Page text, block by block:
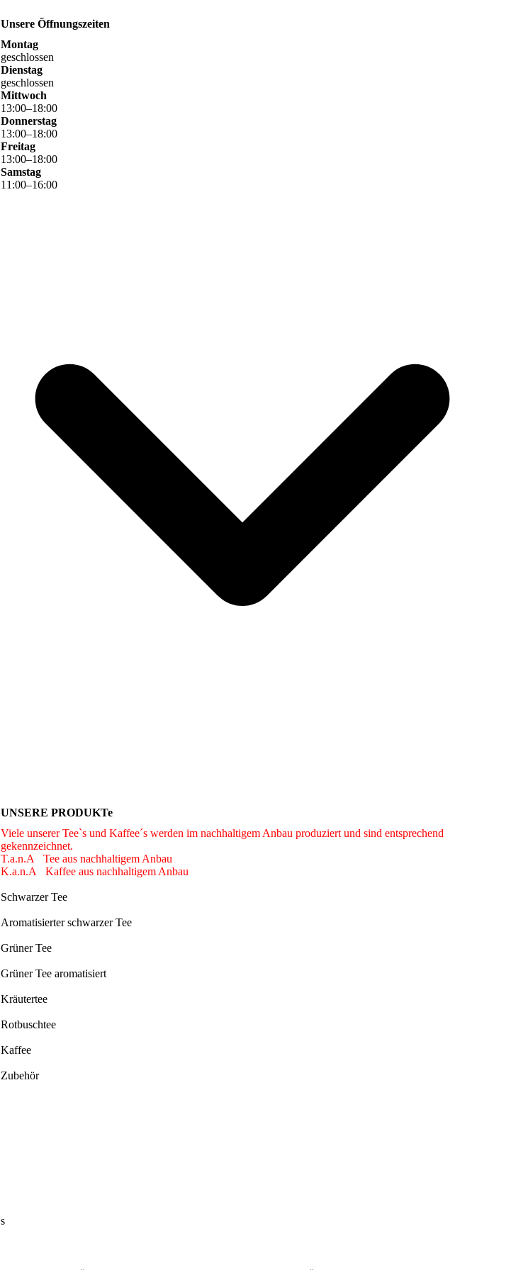
Unsere Öffnungszeiten
Montag
geschlossen
Dienstag
geschlossen
Mittwoch
13:00–18:00
Donnerstag
13:00–18:00
Freitag
13:00–18:00
Samstag
11 :00–16:00
UNSERE PRODUKTe
Viele unserer Tee`s und Kaffee´s werden im nachhaltigem Anbau produziert und sind entsprechend
gekennzeichnet.
T.a.n.A Tee aus nachhaltigem Anbau
K.a.n.A Kaffee aus nachhaltigem Anbau
Schwarzer Tee
Aromatisierter schwarzer Tee
Grüner Tee
Grüner Tee aromatisiert
Kräutertee
Rotbuschtee
Kaffee
Zubehör
s